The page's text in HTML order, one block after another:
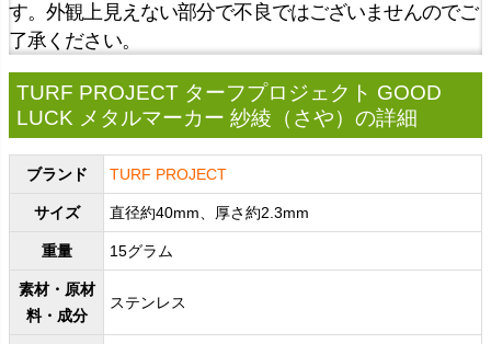
す。外観上見えない部分で不良ではございませんのでご
了承ください。
TURF PROJECT ターフプロジェクト GOOD
LUCK メタルマーカー 紗綾（さや）の詳細
ブランド TURF PROJECT
サイズ 直径約40mm、厚さ約2.3mm
重量 15グラム
素材・原材
料・成分
ステンレス